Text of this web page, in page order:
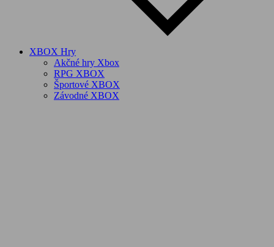
XBOX Hry
Akčné hry Xbox
RPG XBOX
Športové XBOX
Závodné XBOX